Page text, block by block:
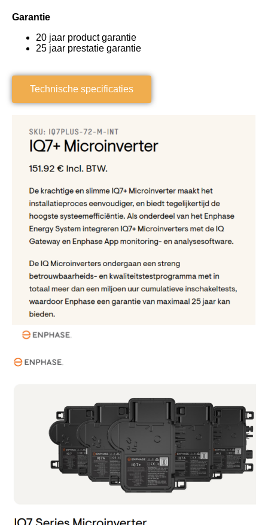
Garantie
20 jaar product garantie
25 jaar prestatie garantie
Technische specificaties